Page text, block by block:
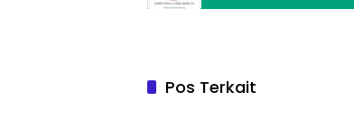
Pos Terkait
Daerah